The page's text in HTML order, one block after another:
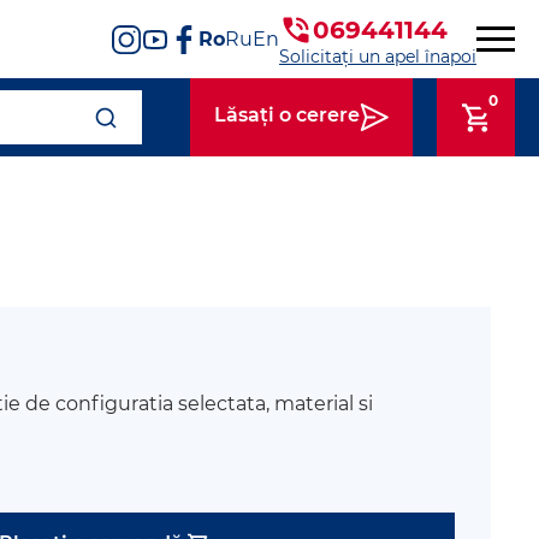
RoRuEn 069441144
Solicitați un apel înapoi
Lăsați o cerere
0
de configuratia selectata, material si